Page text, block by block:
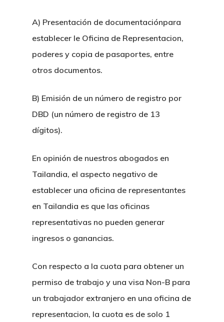
A) Presentación de documentaciónpara
establecer le Oficina de Representacion,
poderes y copia de pasaportes, entre
otros documentos.
B) Emisión de un número de registro por
DBD (un número de registro de 13
dígitos).
En opinión de nuestros abogados en
Tailandia, el aspecto negativo de
establecer una oficina de representantes
en Tailandia es que las oficinas
representativas no pueden generar
ingresos o ganancias.
Con respecto a la cuota para obtener un
permiso de trabajo y una visa Non-B para
un trabajador extranjero en una oficina de
representacion, la cuota es de solo 1
Permisos De
Extranjeros
Tratado De Amistad
Y Tailandia
Permisos, Contratos
Acuerdos
Derecho Laboral
JV
Concurso De
Tailandia
Constitucion De
BOI
Litigios Civiles
Accidentes E
Disputas Entre
Casos De Trafico
Apertura De Cuenta
En Tailandia
Acuerdos
Legalizacion De
Plan De Sucesiones
De Herencia
Registro De Yates
Propiedad Intelectual
Servicios Notariales
Derecho Aerospacial Y
Aviacion
Propiedades Y
Compra De Hoteles
Permisos Para
Restaurantes
Crypto
Logistica Y Transporte
Profesional
Contacto